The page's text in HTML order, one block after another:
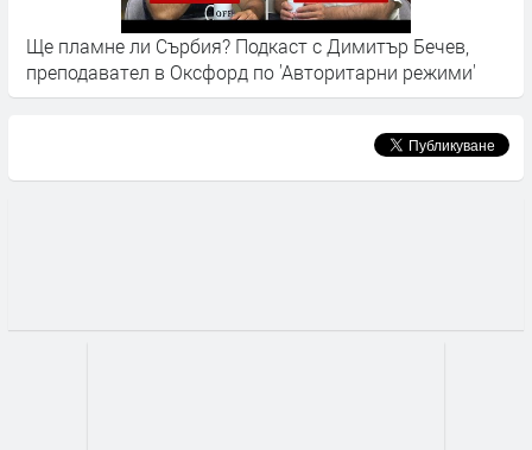
Ще пламне ли Сърбия? Подкаст с Димитър Бечев,
преподавател в Оксфорд по 'Авторитарни режими'